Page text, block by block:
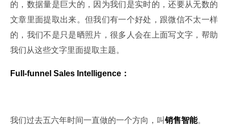
的，数据量是巨大的，因为我们是实时的，还要从无数的
文章里面提取出来。但我们有一个好处，跟微信不太一样
的，我们不是只是晒照片，很多人会在上面写文字，帮助
我们从这些文字里面提取主题。
Full-funnel Sales Intelligence：
我们过去五六年时间一直做的一个方向，叫销售智能。